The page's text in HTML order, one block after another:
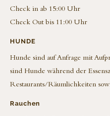
RESIDENZ IM WEINDORF
MASSAGEN
PEELINGS
KÖRPERPACKUNGEN &
SEGELBOOT
UNVERBINDLICHE
ANGEBOTE
GUTSCHEINE
SERVICE & INFOS
ALLGEMEINE
LAGE / ANREISE
Check in ab 15:00 Uhr
Check Out bis 11:00 Uhr
HUNDE
Hunde sind auf Anfrage mit
sind Hunde während der
Restaurants/Räumlichkeiten
Rauchen